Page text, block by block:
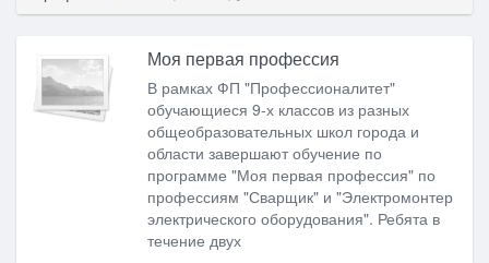
Моя первая профессия
В рамках ФП "Профессионалитет"
обучающиеся 9-х классов из разных
общеобразовательных школ города и
области завершают обучение по
программе "Моя первая профессия" по
профессиям "Сварщик" и "Электромонтер
электрического оборудования". Ребята в
течение двух